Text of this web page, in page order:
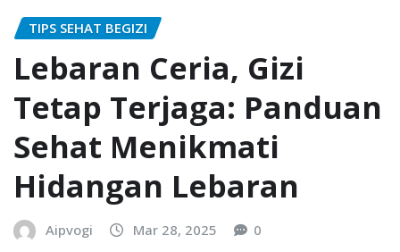
TIPS SEHAT BEGIZI
Lebaran Ceria, Gizi
Tetap Terjaga: Panduan
Sehat Menikmati
Hidangan Lebaran
Aipvogi Mar 28, 2025 0